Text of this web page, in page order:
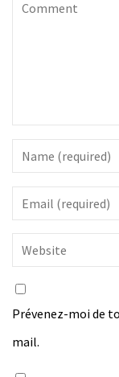
Prévenez-moi de
mail.